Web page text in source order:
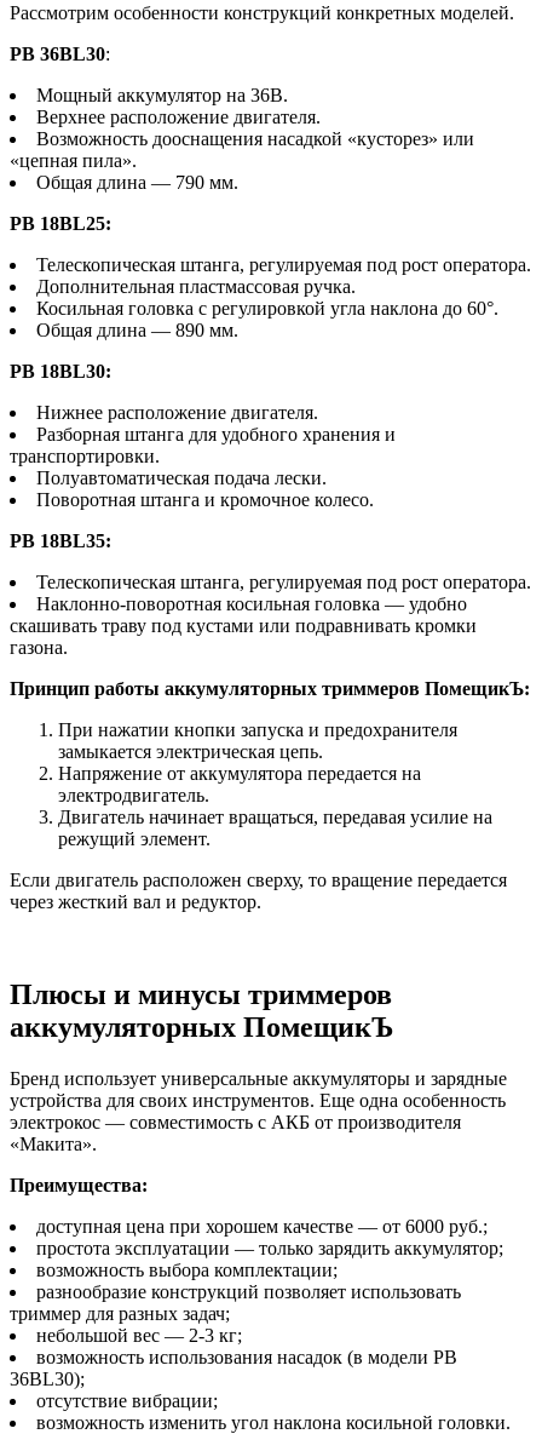
Рассмотрим особенности конструкций конкретных моделей.
PB 36BL30:
Мощный аккумулятор на 36В.
Верхнее расположение двигателя.
Возможность дооснащения насадкой «кусторез» или
«цепная пила».
Общая длина — 790 мм.
PB 18BL25:
Телескопическая штанга, регулируемая под рост оператора.
Дополнительная пластмассовая ручка.
Косильная головка с регулировкой угла наклона до 60°.
Общая длина — 890 мм.
PB 18BL30:
Нижнее расположение двигателя.
Разборная штанга для удобного хранения и
транспортировки.
Полуавтоматическая подача лески.
Поворотная штанга и кромочное колесо.
PB 18BL35:
Телескопическая штанга, регулируемая под рост оператора.
Наклонно-поворотная косильная головка — удобно
скашивать траву под кустами или подравнивать кромки
газона.
Принцип работы аккумуляторных триммеров ПомещикЪ:
При нажатии кнопки запуска и предохранителя
замыкается электрическая цепь.
Напряжение от аккумулятора передается на
электродвигатель.
Двигатель начинает вращаться, передавая усилие на
режущий элемент.
Если двигатель расположен сверху, то вращение передается
через жесткий вал и редуктор.
Плюсы и минусы триммеров
аккумуляторных ПомещикЪ
Бренд использует универсальные аккумуляторы и зарядные
устройства для своих инструментов. Еще одна особенность
электрокос — совместимость с АКБ от производителя
«Макита».
Преимущества:
доступная цена при хорошем качестве — от 6000 руб.;
простота эксплуатации — только зарядить аккумулятор;
возможность выбора комплектации;
разнообразие конструкций позволяет использовать
триммер для разных задач;
небольшой вес — 2-3 кг;
возможность использования насадок (в модели PB
36BL30);
отсутствие вибрации;
возможность изменить угол наклона косильной головки.